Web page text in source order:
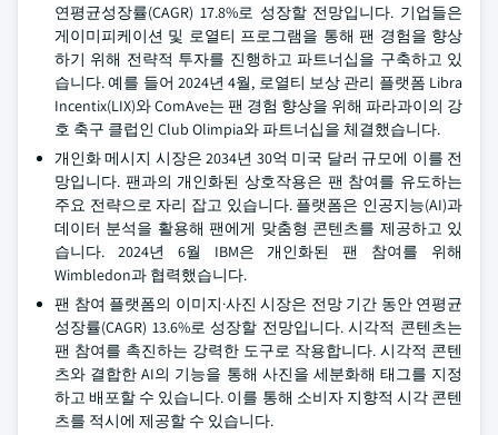
연평균성장률(CAGR) 17.8%로 성장할 전망입니다. 기업들은
게이미피케이션 및 로열티 프로그램을 통해 팬 경험을 향상
하기 위해 전략적 투자를 진행하고 파트너십을 구축하고 있
습니다. 예를 들어 2024년 4월, 로열티 보상 관리 플랫폼 Libra
Incentix(LIX)와 ComAve는 팬 경험 향상을 위해 파라과이의 강
호 축구 클럽인 Club Olimpia와 파트너십을 체결했습니다.
개인화 메시지 시장은 2034년 30억 미국 달러 규모에 이를 전
망입니다. 팬과의 개인화된 상호작용은 팬 참여를 유도하는
주요 전략으로 자리 잡고 있습니다. 플랫폼은 인공지능(AI)과
데이터 분석을 활용해 팬에게 맞춤형 콘텐츠를 제공하고 있
습니다. 2024년 6월 IBM은 개인화된 팬 참여를 위해
Wimbledon과 협력했습니다.
팬 참여 플랫폼의 이미지·사진 시장은 전망 기간 동안 연평균
성장률(CAGR) 13.6%로 성장할 전망입니다. 시각적 콘텐츠는
팬 참여를 촉진하는 강력한 도구로 작용합니다. 시각적 콘텐
츠와 결합한 AI의 기능을 통해 사진을 세분화해 태그를 지정
하고 배포할 수 있습니다. 이를 통해 소비자 지향적 시각 콘텐
츠를 적시에 제공할 수 있습니다.